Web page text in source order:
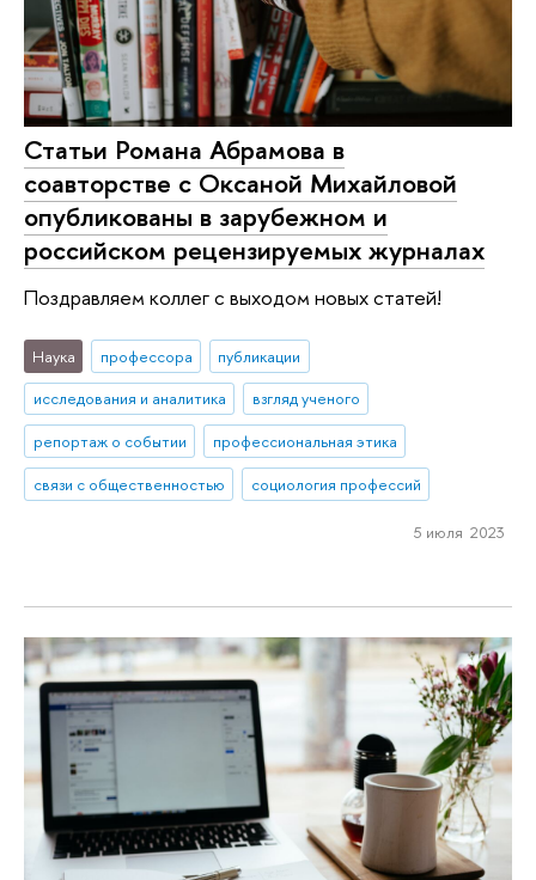
Статьи Романа Абрамова в
соавторстве с Оксаной Михайловой
опубликованы в зарубежном и
российском рецензируемых журналах
Поздравляем коллег с выходом новых статей!
Наука профессора
публикации
исследования и аналитика
взгляд ученого
репортаж о событии
профессиональная этика
связи с общественностью
социология профессий
5 июля 2023